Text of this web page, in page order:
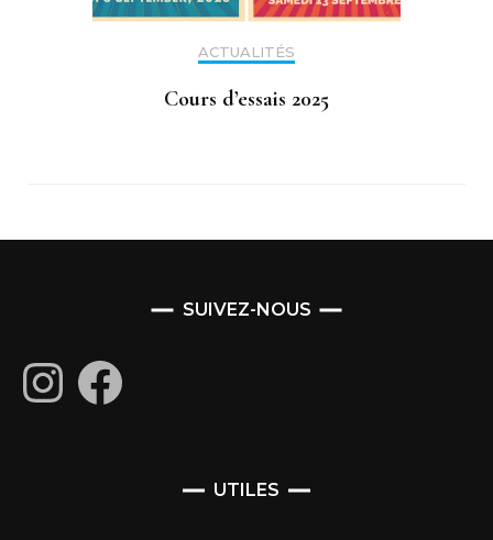
ACTUALITÉS
Cours d’essais 2025
SUIVEZ-NOUS
InstagramFacebook
UTILES